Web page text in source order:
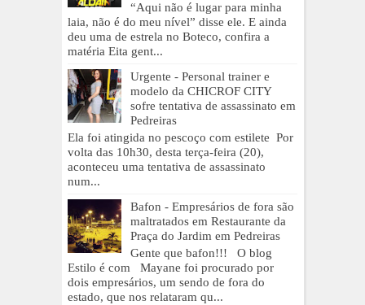
“Aqui não é lugar para minha
laia, não é do meu nível” disse ele. E ainda
deu uma de estrela no Boteco, confira a
matéria Eita gent...
Urgente - Personal trainer e
modelo da CHICROF CITY
sofre tentativa de assassinato em
Pedreiras
Ela foi atingida no pescoço com estilete Por
volta das 10h30, desta terça-feira (20),
aconteceu uma tentativa de assassinato
num...
Bafon - Empresários de fora são
maltratados em Restaurante da
Praça do Jardim em Pedreiras
Gente que bafon!!! O blog
Estilo é com Mayane foi procurado por
dois empresários, um sendo de fora do
estado, que nos relataram qu...